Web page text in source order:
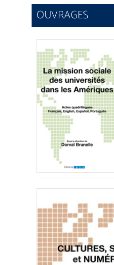
OUVRAGES